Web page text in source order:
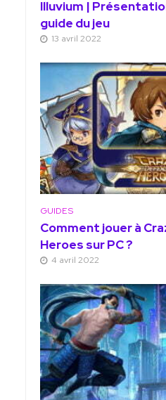
Illuvium |
guide du jeu
13 avril 2022
GUIDES
Comment jouer à
Heroes sur PC ?
4 avril 2022